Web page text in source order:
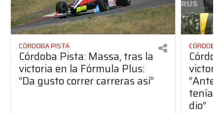
CÓRDOBA PISTA
Córdoba Pista: Massa, tras la
victoria en la Fórmula Plus:
“Da gusto correr carreras así”
dio”